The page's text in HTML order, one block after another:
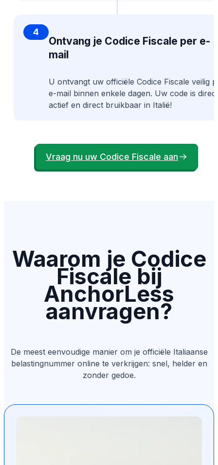
4
Ontvang je Codice Fiscale per e-
mail
U ontvangt uw officiële Codice Fiscale veilig
e-mail binnen enkele dagen. Uw code is direct
actief en direct bruikbaar in Italië!
Vraag nu uw Codice Fiscale aan
Waarom je Codice
Fiscale bij
AnchorLess
aanvragen?
De meest eenvoudige manier om je officiële Italiaanse
belastingnummer online te verkrijgen: snel, helder en
zonder gedoe.